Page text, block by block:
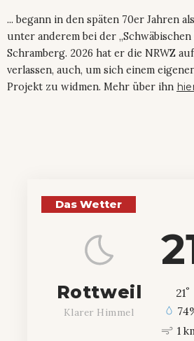
... begann in den späten 70er Jahren
unter anderem bei der
Schramberg. 2026 hat er die NRWZ
verlassen, auch, um sich einem
Projekt zu widmen. Mehr über ihn
Das Wetter
Rottweil
Klarer Himmel
21°
1